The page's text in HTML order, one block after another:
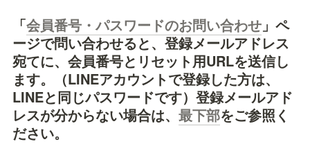
「会員番号・パスワードのお問い合わせ 」ペ
ージで問い合わせると、登録メールアドレス
宛てに、会員番号とリセット用URLを送信し
ます。（LINEアカウントで登録した方は、
LINEと同じパスワードです）登録メールアド
レスが分からない場合は、 最下部をご参照く
ださい。